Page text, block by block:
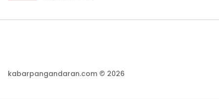
kabarpangandaran.com © 2026